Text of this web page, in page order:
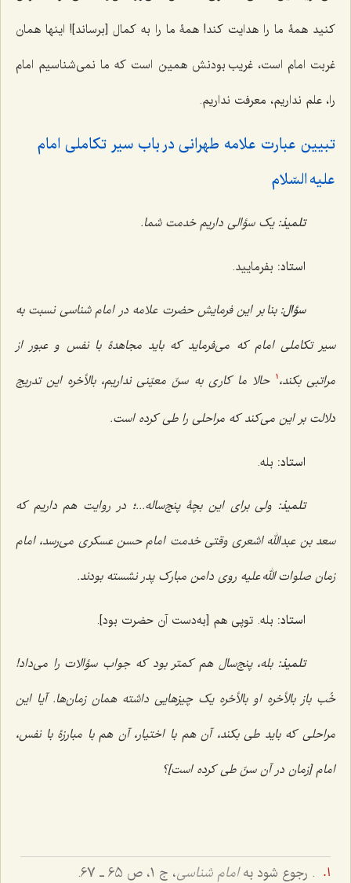
کنید همۀ ما را هدایت کند! همۀ ما را به کمال [برساند]! اینها همان
غربت امام است، غریب بودنش همین است که ما نمی‌شناسیم امام
را، علم نداریم، معرفت نداریم.
تبیین عبارت علامه طهرانی در باب سیر تکاملی امام
علیه السّلام
تلمیذ:یک سؤالی داریم خدمت شما.
استاد: بفرمایید.
سؤال:بنا بر این فرمایش حضرت علامه در امام شناسینسبت به
سیر تکاملی امام که می‌فرماید که باید مجاهدۀ با نفس و عبور از
مراتبی بکند، 1
حالا ما کاری به سنّ معیّنی نداریم، بالأخره این تدریج
دلالت بر این می‌کند که مراحلی را طی کرده است.
استاد: بله.
تلمیذ:ولی برای این بچۀ پنج‌ساله...؛ در روایت هم داریم که
سعد بن عبدالله اشعری وقتی خدمت امام حسن عسکری می‌رسد، امام
زمان صلوات الله علیه روی دامن مبارک پدر نشسته بودند.
استاد: بله. توپی هم [به‌دست آن حضرت بود].
تلمیذ:بله، پنج‌سال هم کمتر بود که جواب سؤالات را می‌داد!
خُب باز بالأخره او بالأخره یک چیزهایی داشته همان زمان‌ها. آیا این
مراحلی که باید طی بکند، آن هم با اختیار، آن هم با مبارزۀ با نفس،
امام [زمان در آن سنّ طی کرده است]؟
. رجوع شود بهامام شناسی، ج 1، ص 65 ـ 67.